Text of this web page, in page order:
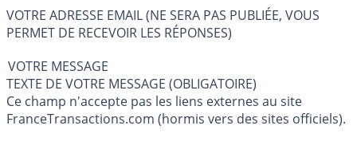
VOTRE ADRESSE EMAIL (NE SERA PAS PUBLIÉE, VOUS
PERMET DE RECEVOIR LES RÉPONSES)
VOTRE MESSAGE
TEXTE DE VOTRE MESSAGE (OBLIGATOIRE)
Ce champ n'accepte pas les liens externes au site
FranceTransactions.com (hormis vers des sites officiels).